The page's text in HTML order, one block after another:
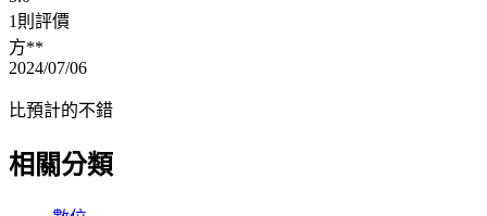
1則評價
方**
2024/07/06
比預計的不錯
相關分類